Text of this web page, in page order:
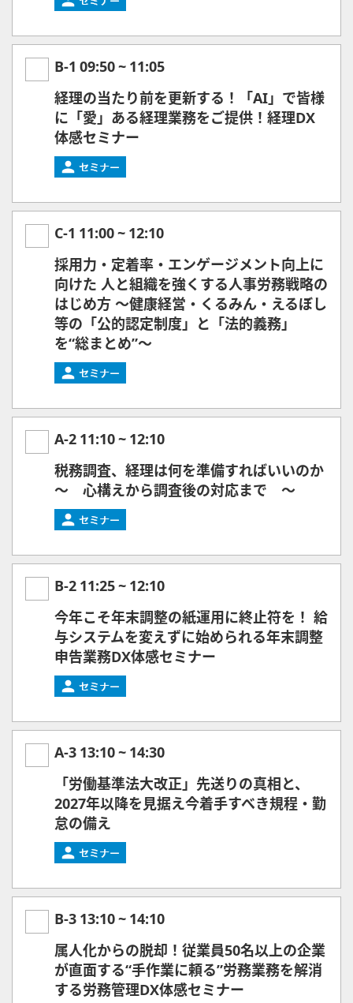
B-1 09:50 ~ 11:05
経理の当たり前を更新する！「AI」で皆様
に「愛」ある経理業務をご提供！経理DX
体感セミナー
C-1 11:00 ~ 12:10
採用力・定着率・エンゲージメント向上に
向けた 人と組織を強くする人事労務戦略の
はじめ方 ～健康経営・くるみん・えるぼし
等の「公的認定制度」と「法的義務」
を“総まとめ”～
A-2 11:10 ~ 12:10
税務調査、経理は何を準備すればいいのか
～ 心構えから調査後の対応まで ～
B-2 11:25 ~ 12:10
今年こそ年末調整の紙運用に終止符を！ 給
与システムを変えずに始められる年末調整
申告業務DX体感セミナー
A-3 13:10 ~ 14:30
「労働基準法大改正」先送りの真相と、
2027年以降を見据え今着手すべき規程・勤
怠の備え
B-3 13:10 ~ 14:10
属人化からの脱却！従業員50名以上の企業
が直面する“手作業に頼る”労務業務を解消
する労務管理DX体感セミナー